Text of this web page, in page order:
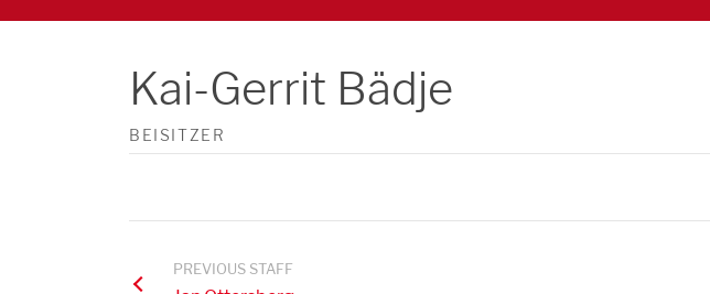
Kai-Gerrit Bädje
BEISITZER
PREVIOUS STAFF